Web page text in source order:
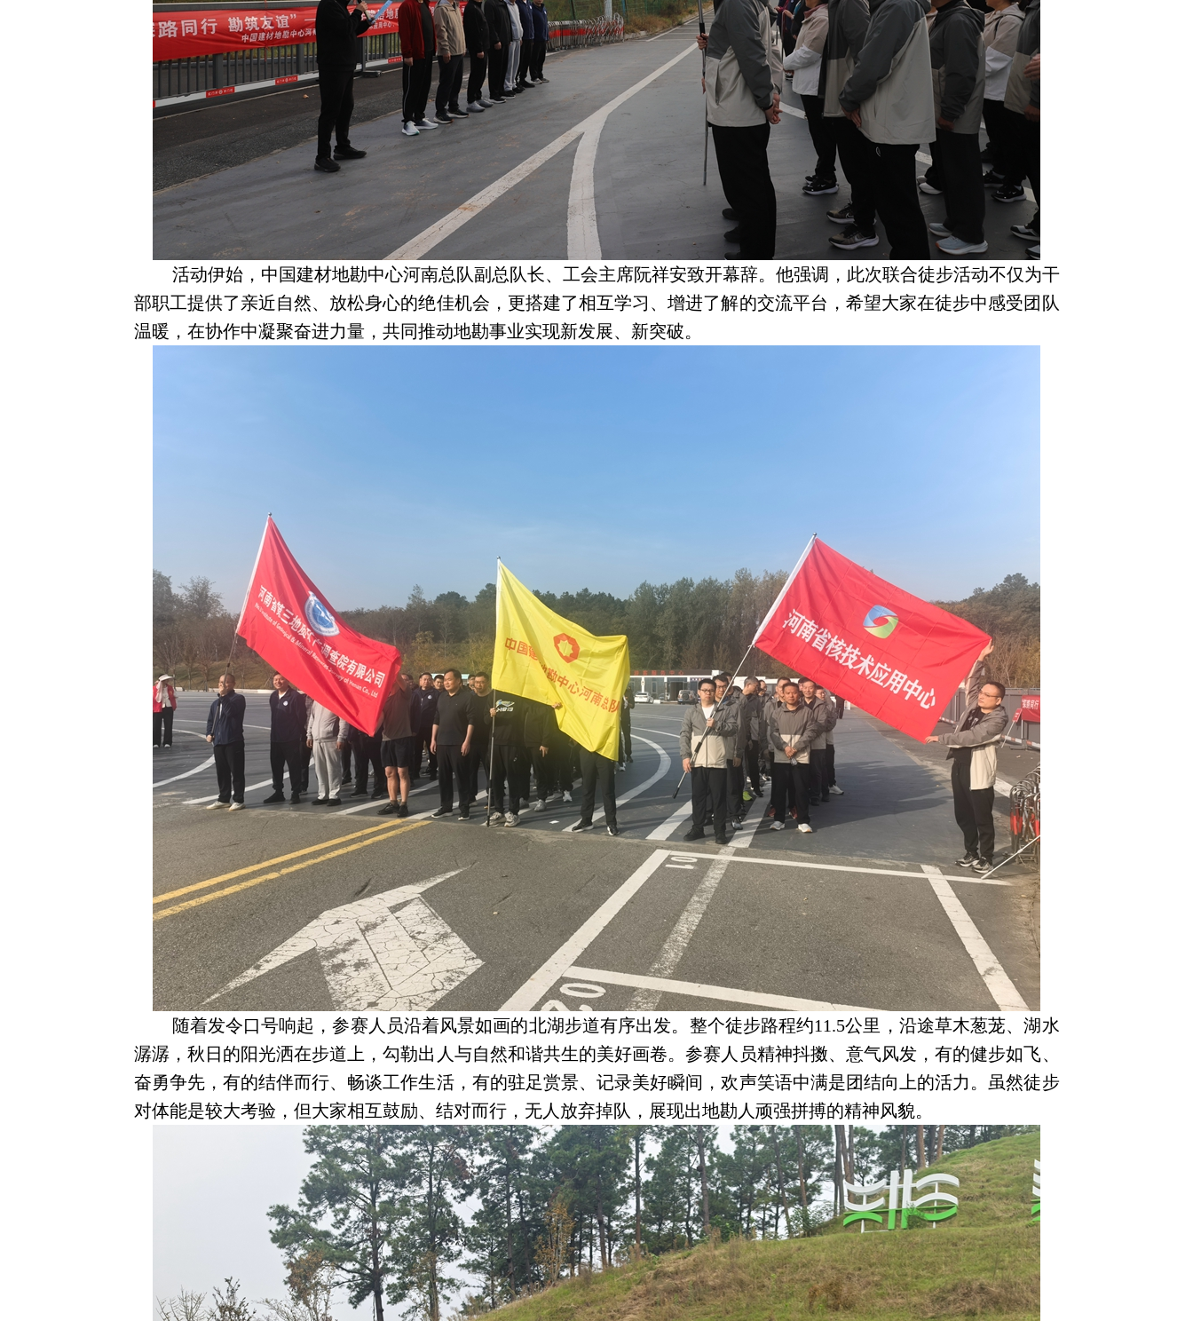
活动伊始，中国建材地勘中心河南总队副总队长、工会主席阮祥安致开幕辞。他强调，此次联合徒步活动不仅为干
部职工提供了亲近自然、放松身心的绝佳机会，更搭建了相互学习、增进了解的交流平台，希望大家在徒步中感受团队
温暖，在协作中凝聚奋进力量，共同推动地勘事业实现新发展、新突破。
随着发令口号响起，参赛人员沿着风景如画的北湖步道有序出发。整个徒步路程约11.5公里，沿途草木葱茏、湖水
潺潺，秋日的阳光洒在步道上，勾勒出人与自然和谐共生的美好画卷。参赛人员精神抖擞、意气风发，有的健步如飞、
奋勇争先，有的结伴而行、畅谈工作生活，有的驻足赏景、记录美好瞬间，欢声笑语中满是团结向上的活力。虽然徒步
对体能是较大考验，但大家相互鼓励、结对而行，无人放弃掉队，展现出地勘人顽强拼搏的精神风貌。